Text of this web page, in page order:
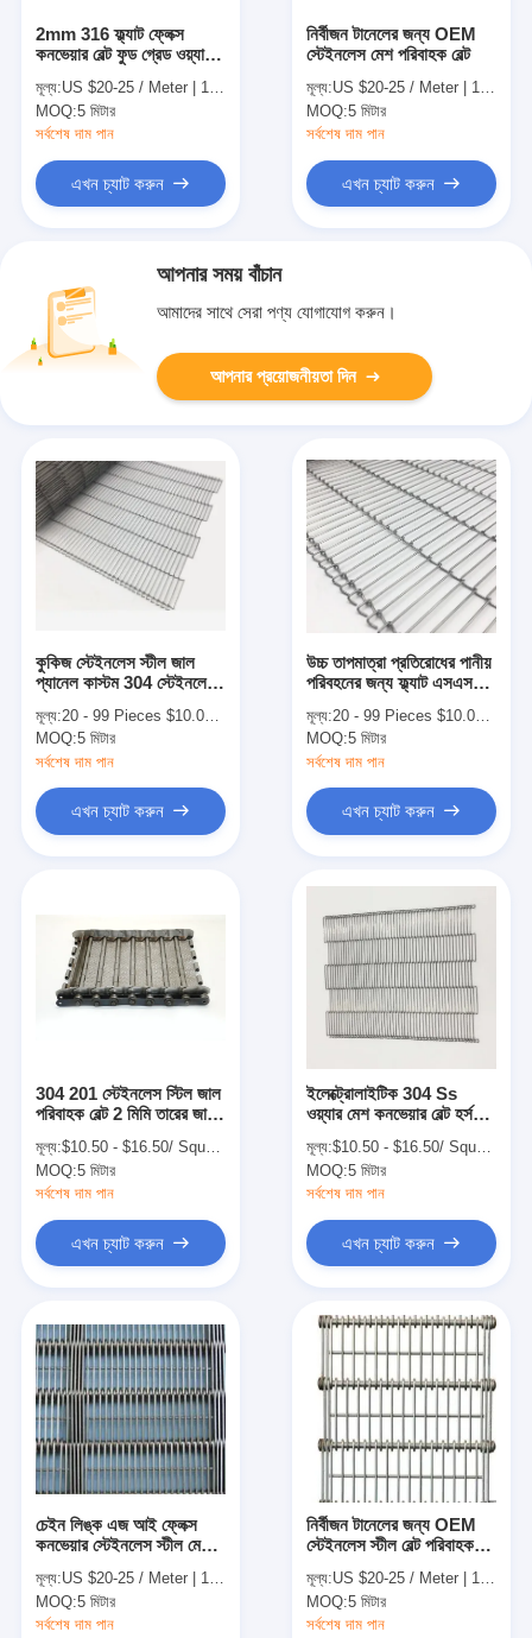
পণ্য
আমাদের সম্পর্কে
কারখানা ভ্রমণ
খবর
2mm 316 ফ্ল্যাট ফ্লেক্স
কনভেয়ার বেল্ট ফুড গ্রেড ওয়্যার
মূল্য:US $20-25 / Meter | 1 Meter (Min. Order)
MOQ:5 মিটার
সর্বশেষ দাম পান
এখন চ্যাট করুন
নির্বীজন টানেলের জন্য OEM
স্টেইনলেস মেশ পরিবাহক বেল্ট
মূল্য:US $20-25 / Meter | 1 Meter (Min. Order)
MOQ:5 মিটার
সর্বশেষ দাম পান
এখন চ্যাট করুন
আপনার সময় বাঁচান
আমাদের সাথে সেরা পণ্য যোগাযোগ করুন।
আপনার প্রয়োজনীয়তা দিন
কুকিজ স্টেইনলেস স্টীল জাল
প্যানেল কাস্টম 304 স্টেইনলেস
মূল্য:20 - 99 Pieces $10.00， 100 - 999 Pieces $9.00， >=1000 Pieces $8.00
MOQ:5 মিটার
সর্বশেষ দাম পান
এখন চ্যাট করুন
উচ্চ তাপমাত্রা প্রতিরোধের পানীয়
পরিবহনের জন্য ফ্ল্যাট এসএস
মূল্য:20 - 99 Pieces $10.00， 100 - 999 Pieces $9.00， >=1000 Pieces $8.00
MOQ:5 মিটার
সর্বশেষ দাম পান
এখন চ্যাট করুন
304 201 স্টেইনলেস স্টিল জাল
পরিবাহক বেল্ট 2 মিমি তারের জাল
মূল্য:$10.50 - $16.50/ Square Meter|50 Square Meter/Square Meters(Min. Order)
MOQ:5 মিটার
সর্বশেষ দাম পান
এখন চ্যাট করুন
ইলেক্ট্রোলাইটিক 304 Ss
ওয়্যার মেশ কনভেয়ার বেল্ট হর্সশু
মূল্য:$10.50 - $16.50/ Square Meter|50 Square Meter/Square Meters(Min. Order)
MOQ:5 মিটার
সর্বশেষ দাম পান
এখন চ্যাট করুন
চেইন লিঙ্ক এজ আই ফ্লেক্স
কনভেয়ার স্টেইনলেস স্টীল মেশ
মূল্য:US $20-25 / Meter | 1 Meter (Min. Order)
MOQ:5 মিটার
সর্বশেষ দাম পান
নির্বীজন টানেলের জন্য OEM
স্টেইনলেস স্টীল বেল্ট পরিবাহক
মূল্য:US $20-25 / Meter | 1 Meter (Min. Order)
MOQ:5 মিটার
সর্বশেষ দাম পান